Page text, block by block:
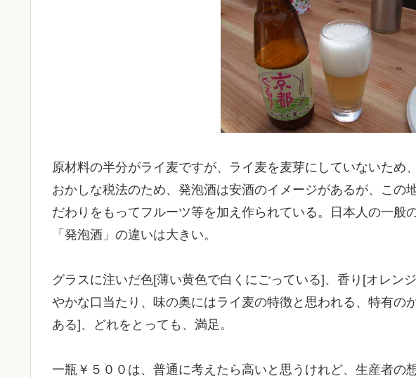
原材料の半分がライ麦ですが、ライ麦を麦芽にしていないため
おかしな税法のため、発泡酒は安酒のイメージがあるが、この
だわりをもってフルーツ等を加え作られている。日本人の一般
「発泡酒」の違いは大きい。
グラスに注いだ色[薄い黄色で白くにごっている]、香り[オレン
やかな口当たり、味の奥にはライ麦の特徴と思われる、特有の
ある]、どれをとっても、満足。
一瓶￥５００は、普通に考えたら高いと思うけれど、生産者の